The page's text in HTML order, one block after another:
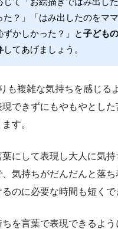
た？」「はみ出したのをマ
ずかしかった？」と子ども
してあげましょう。
も複雑な気持ちを感じる
できずにもやもやとした
す。
にして表現し大人に気
気持ちがだんだんと落ち
のに必要な時間も短くで
を言葉で表現できるよう